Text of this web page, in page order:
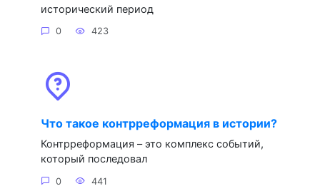
исторический период
0 423
Что такое контрреформация в истории?
Контрреформация – это комплекс событий,
который последовал
0 441